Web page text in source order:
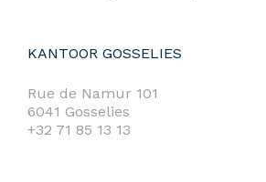
KANTOOR GOSSELIES
Rue de Namur 101
6041 Gosselies
+32 71 85 13 13